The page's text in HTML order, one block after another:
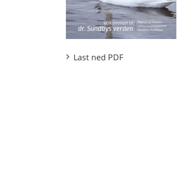
Last ned PDF